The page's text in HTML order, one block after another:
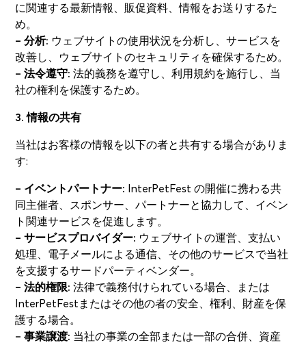
に関連する最新情報、販促資料、情報をお送りするた
め。
– 分析: ウェブサイトの使用状況を分析し、サービスを
改善し、ウェブサイトのセキュリティを確保するため。
– 法令遵守: 法的義務を遵守し、利用規約を施行し、当
社の権利を保護するため。
3. 情報の共有
当社はお客様の情報を以下の者と共有する場合がありま
す:
– イベントパートナー: InterPetFest の開催に携わる共
同主催者、スポンサー、パートナーと協力して、イベン
ト関連サービスを促進します。
– サービスプロバイダー: ウェブサイトの運営、支払い
処理、電子メールによる通信、その他のサービスで当社
を支援するサードパーティベンダー。
– 法的権限: 法律で義務付けられている場合、または
InterPetFestまたはその他の者の安全、権利、財産を保
護する場合。
– 事業譲渡: 当社の事業の全部または一部の合併、資産